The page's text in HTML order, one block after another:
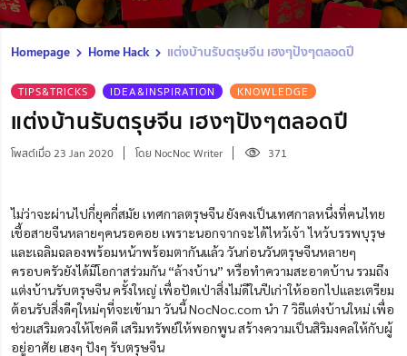
Homepage Home Hack แต่งบ้านรับตรุษจีน เฮงๆปังๆตลอดปี
TIPS&TRICKS IDEA&INSPIRATION KNOWLEDGE
แต่งบ้านรับตรุษจีน เฮงๆปังๆตลอดปี
โพสต์เมื่อ 23 Jan 2020 โดย NocNoc Writer 371
ไม่ว่าจะผ่านไปกี่ยุคกี่สมัย เทศกาลตรุษจีน ยังคงเป็นเทศกาลหนึ่งที่คนไทย
เชื้อสายจีนหลายๆคนรอคอย เพราะนอกจากจะได้ไหว้เจ้า ไหว้บรรพบุรุษ
และเฉลิมฉลองพร้อมหน้าพร้อมตากันแล้ว วันก่อนวันตรุษจีนหลายๆ
ครอบครัวยังได้มีโอกาสร่วมกัน “ล้างบ้าน” หรือทำความสะอาดบ้าน รวมถึง
แต่งบ้านรับตรุษจีน ครั้งใหญ่ เพื่อปัดเป่าสิ่งไม่ดีในปีเก่าให้ออกไปและเตรียม
ต้อนรับสิ่งดีๆใหม่ๆที่จะเข้ามา วันนี้ NocNoc.com นำ 7 วิธีแต่งบ้านใหม่ เพื่อ
ช่วยเสริมดวงให้โชคดี เสริมทรัพย์ให้พอกพูน สร้างความเป็นสิริมงคลให้กับผู้
อยู่อาศัย เฮงๆ ปังๆ รับตรุษจีน